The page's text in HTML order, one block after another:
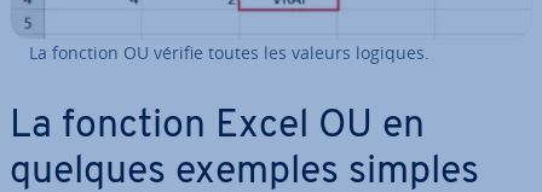
La fonction OU vérifie toutes les valeurs logiques.
La fonction Excel OU en
quelques exemples simples